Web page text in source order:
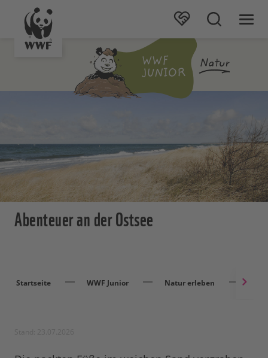
Abenteuer an der Ostsee
Startseite WWF Junior Natur erleben